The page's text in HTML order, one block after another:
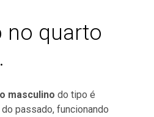
no quarto
masculino do tipo é
passado, funcionando